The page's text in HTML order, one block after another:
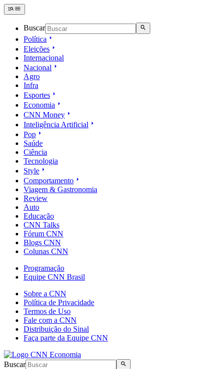
Buscar
Política
Eleições
Internacional
Nacional
Agro
Infra
Esportes
Economia
CNN Money
Inteligência Artificial
Pop
Saúde
Ciência
Tecnologia
Style
Comportamento
Viagem & Gastronomia
Review
Auto
Educação
CNN Talks
Fórum CNN
Blogs CNN
Colunas CNN
Programação
Equipe CNN Brasil
Sobre a CNN
Política de Privacidade
Termos de Uso
Fale com a CNN
Distribuição do Sinal
Faça parte da Equipe CNN
Buscar